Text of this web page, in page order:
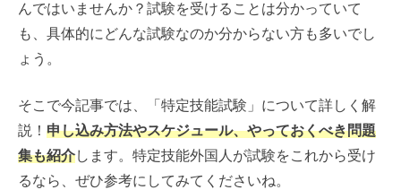
んではいませんか？試験を受けることは分かっていて
も、具体的にどんな試験なのか分からない方も多いでし
ょう。
そこで今記事では、「特定技能試験」について詳しく解
説！ 申し込み方法やスケジュール、やっておくべき問題
集も紹介します。特定技能外国人が試験をこれから受け
るなら、ぜひ参考にしてみてくださいね。